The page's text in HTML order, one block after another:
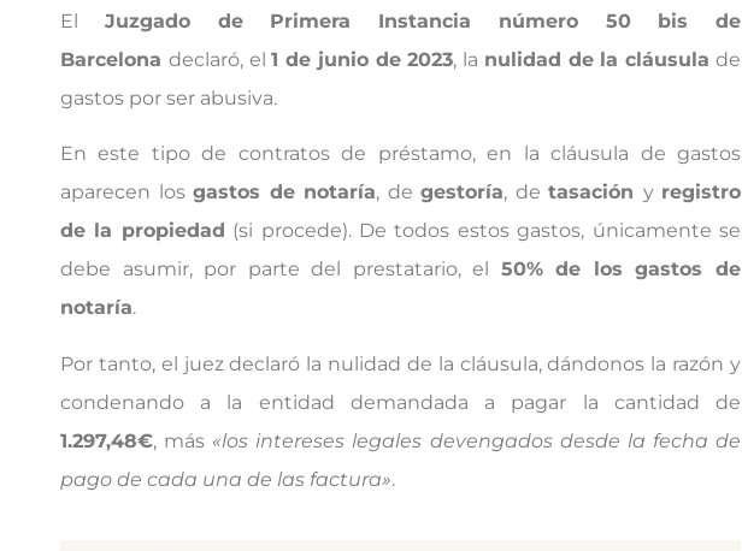
El Juzgado de Primera Instancia número 50 bis de
Barcelona declaró, el1 de junio de 2023, la nulidad de la cláusula de
gastos por ser abusiva.
En este tipo de contratos de préstamo, en la cláusula de gastos
aparecen los gastos de notaría, de gestoría, de tasación y registro
de la propiedad (si procede). De todos estos gastos, únicamente se
debe asumir, por parte del prestatario, el 50% de los gastos de
notaría.
Por tanto, el juez declaró la nulidad de la cláusula, dándonos la razón y
condenando a la entidad demandada a pagar la cantidad de
1.297,48€, más «los intereses legales devengados desde la fecha de
pago de cada una de las factura».